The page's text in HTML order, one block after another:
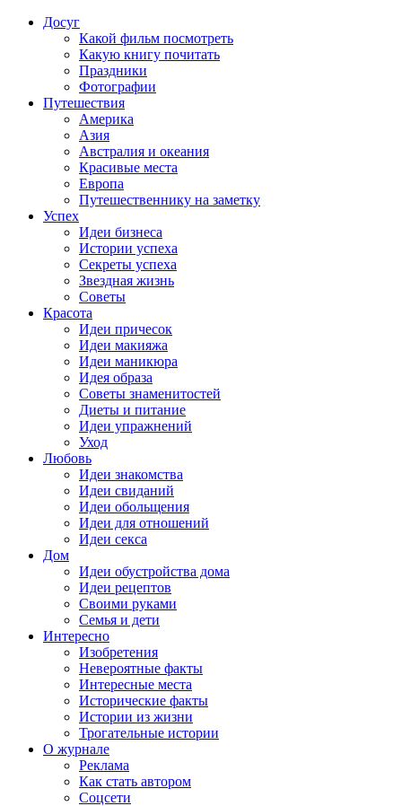
Досуг
Какой фильм посмотреть
Какую книгу почитать
Праздники
Фотографии
Путешествия
Америка
Азия
Австралия и океания
Красивые места
Европа
Путешественнику на заметку
Успех
Идеи бизнеса
Истории успеха
Секреты успеха
Звездная жизнь
Советы
Красота
Идеи причесок
Идеи макияжа
Идеи маникюра
Идея образа
Советы знаменитостей
Диеты и питание
Идеи упражнений
Уход
Любовь
Идеи знакомства
Идеи свиданий
Идеи обольщения
Идеи для отношений
Идеи секса
Дом
Идеи обустройства дома
Идеи рецептов
Своими руками
Семья и дети
Интересно
Изобретения
Невероятные факты
Интересные места
Исторические факты
Истории из жизни
Трогательные истории
О журнале
Реклама
Как стать автором
Соцсети